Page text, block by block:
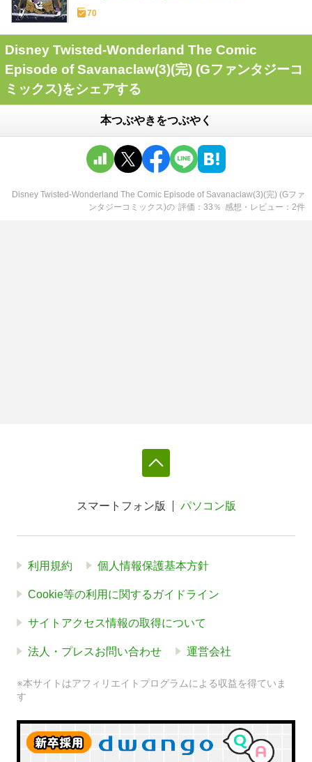
70
Disney Twisted-Wonderland The Comic
Episode of Savanaclaw(3)(完) (Gファンタジーコ
ミックス)をシェアする
本つぶやきをつぶやく
Disney Twisted-Wonderland The Comic Episode of Savanaclaw(3)(完) (Gファ
ンタジーコミックス)の 評価 33 ％ 感想・レビュー 2件
スマートフォン版 パソコン版
利用規約 個人情報保護基本方針
Cookie等の利用に関するガイドライン
サイトアクセス情報の取得について
法人・プレスお問い合わせ 運営会社
※本サイトはアフィリエイトプログラムによる収益を得ていま
す